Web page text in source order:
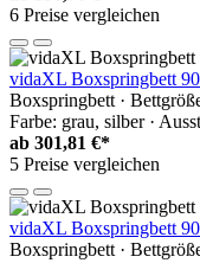
6 Preise vergleichen
vidaXL Boxspringbett
Boxspringbett ·
Farbe: grau, silber ·
ab 301,81 €*
5 Preise vergleichen
vidaXL Boxspringbett
Boxspringbett ·